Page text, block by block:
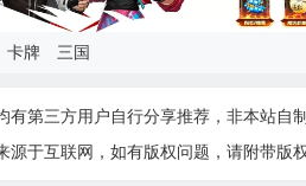
卡牌 三国
有第三方用户自行分享推荐，非本站自
源于互联网，如有版权问题，请附带